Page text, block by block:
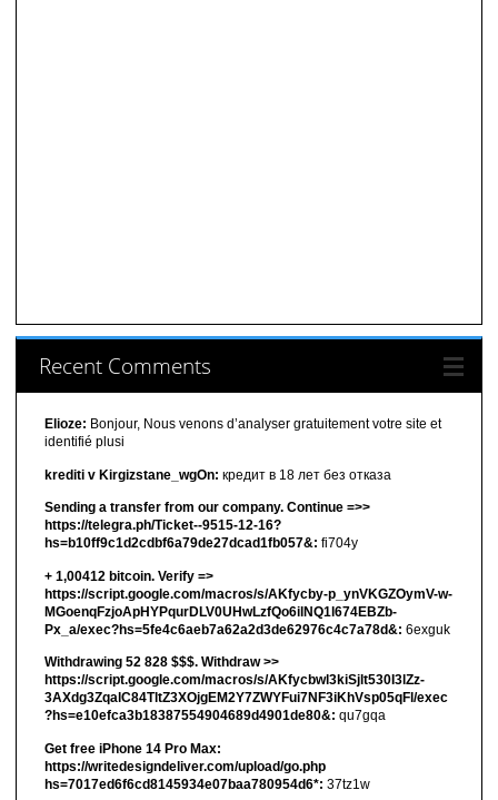
Recent Comments
Elioze: Bonjour, Nous venons d’analyser gratuitement votre site et
identifié plusi
krediti v Kirgizstane_wgOn: кредит в 18 лет без отказа
Sending a transfer from our company. Continue =>>
https://telegra.ph/Ticket--9515-12-16?
hs=b10ff9c1d2cdbf6a79de27dcad1fb057&: fi704y
+ 1,00412 bitсоin. Verify =>
https://script.google.com/macros/s/AKfycby-p_ynVKGZOymV-w-
MGoenqFzjoApHYPqurDLV0UHwLzfQo6ilNQ1l674EBZb-
Px_a/exec?hs=5fe4c6aeb7a62a2d3de62976c4c7a78d&: 6exguk
Withdrawing 52 828 $$$. Withdrаw >>
https://script.google.com/macros/s/AKfycbwl3kiSjlt530I3lZz-
3AXdg3ZqalC84TltZ3XOjgEM2Y7ZWYFui7NF3iKhVsp05qFl/exec
?hs=e10efca3b18387554904689d4901de80&: qu7gqa
Get free iPhone 14 Pro Max:
https://writedesigndeliver.com/upload/go.php
hs=7017ed6f6cd8145934e07baa780954d6*: 37tz1w